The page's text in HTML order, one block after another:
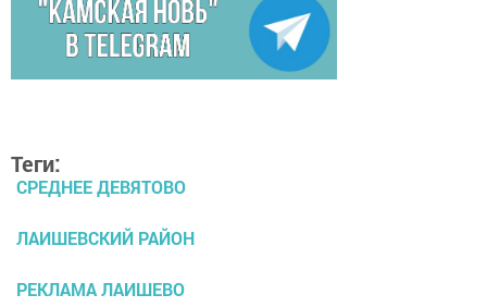
Теги:
СРЕДНЕЕ ДЕВЯТОВО
ЛАИШЕВСКИЙ РАЙОН
РЕКЛАМА ЛАИШЕВО